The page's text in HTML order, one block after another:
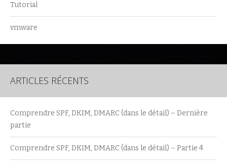
Tutorial
vmware
ARTICLES RÉCENTS
Comprendre SPF, DKIM, DMARC (dans le détail) – Dernière
partie
Comprendre SPF, DKIM, DMARC (dans le détail) – Partie 4